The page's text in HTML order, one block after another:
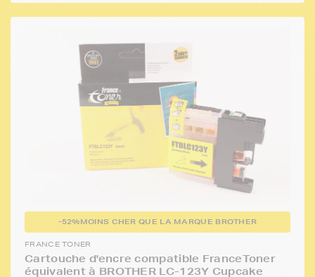
-52%MOINS CHER QUE LA MARQUE BROTHER
FRANCE TONER
Cartouche d'encre compatible FranceToner
équivalent à BROTHER LC-123Y Cupcake